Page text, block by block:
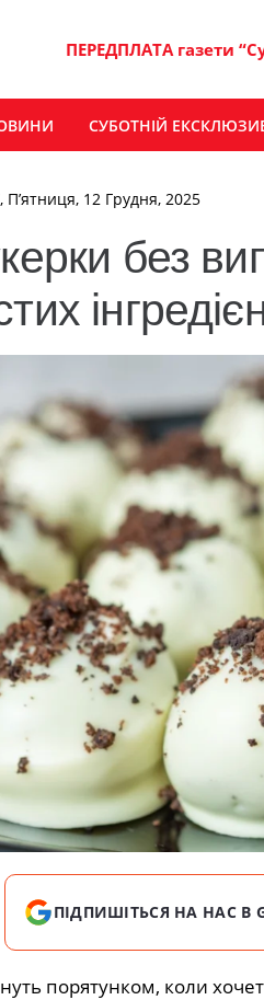
ПЕРЕДПЛАТА газети
СУБОТНІЙ
П’ятниця, 12 Грудня, 2025
без
ПІДПИШІТЬСЯ НА НАС В
порятунком, коли